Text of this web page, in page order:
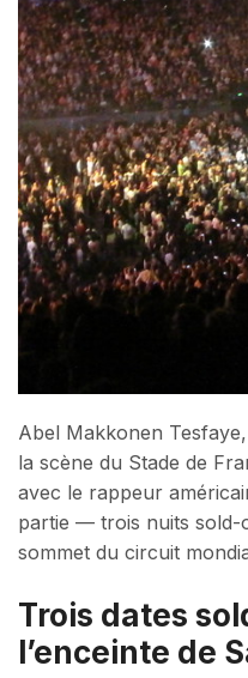
Abel Makkonen
la scène du Stade de
avec le rappeur
partie — trois nuits sold-
sommet du circuit
Trois dates
l’enceinte de